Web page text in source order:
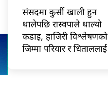
संसदमा कुर्सी खाली हुन
थालेपछि रास्वपाले थाल्यो
कडाइ, हाजिरी विश्लेषणको
जिम्मा परियार र धिताललाई